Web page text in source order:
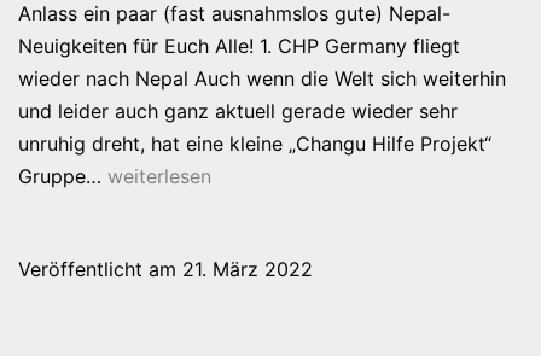
Anlass ein paar (fast ausnahmslos gute) Nepal-
Neuigkeiten für Euch Alle! 1. CHP Germany fliegt
wieder nach Nepal Auch wenn die Welt sich weiterhin
und leider auch ganz aktuell gerade wieder sehr
unruhig dreht, hat eine kleine „Changu Hilfe Projekt“
Gruppe… 21.
weiterlesen
Veröffentlicht am 21. März 2022